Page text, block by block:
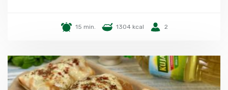
15 min. 1304 kcal 2